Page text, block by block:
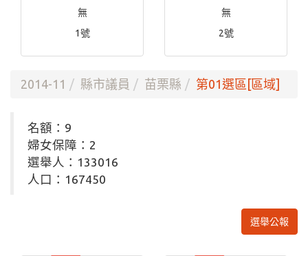
無
1號
無
2號
2014-11 縣市議員 苗栗縣 第01選區[區域]
名額：9
婦女保障：2
選舉人：133016
人口：167450
選舉公報